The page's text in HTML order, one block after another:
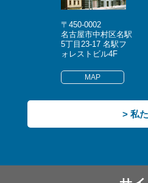
〒450-0002
名古屋市中村区名駅
5丁目23-17 名駅フ
ォレストビル4F
MAP
> 私